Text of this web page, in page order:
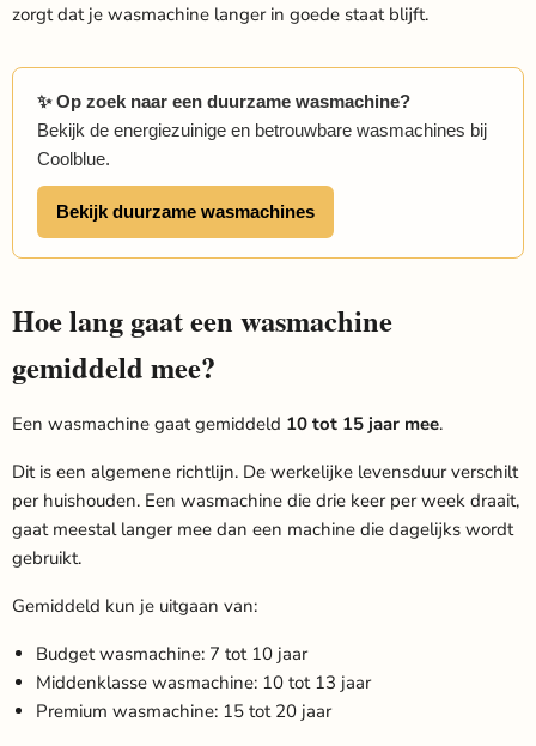
zorgt dat je wasmachine langer in goede staat blijft.
✨ Op zoek naar een duurzame wasmachine?
Bekijk de energiezuinige en betrouwbare wasmachines bij
Coolblue.
Bekijk duurzame wasmachines
Hoe lang gaat een wasmachine
gemiddeld mee?
Een wasmachine gaat gemiddeld 10 tot 15 jaar mee.
Dit is een algemene richtlijn. De werkelijke levensduur verschilt
per huishouden. Een wasmachine die drie keer per week draait,
gaat meestal langer mee dan een machine die dagelijks wordt
gebruikt.
Gemiddeld kun je uitgaan van:
Budget wasmachine: 7 tot 10 jaar
Middenklasse wasmachine: 10 tot 13 jaar
Premium wasmachine: 15 tot 20 jaar